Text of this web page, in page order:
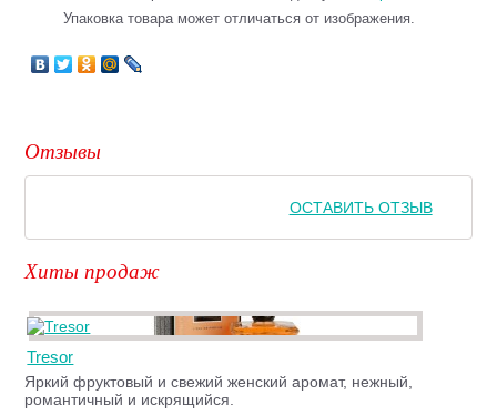
Упаковка товара может отличаться от изображения.
Отзывы
ОСТАВИТЬ ОТЗЫВ
Хиты продаж
Tresor
Яркий фруктовый и свежий женский аромат, нежный,
романтичный и искрящийся.